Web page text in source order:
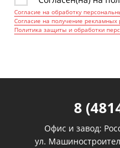
Согласие на обработку
Согласие на получение рекламных
Политика защиты и обработки
8
Офис и завод:
ул.